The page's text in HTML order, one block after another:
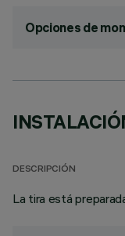
Opciones de
DESCRIPCIÓN
La tira está